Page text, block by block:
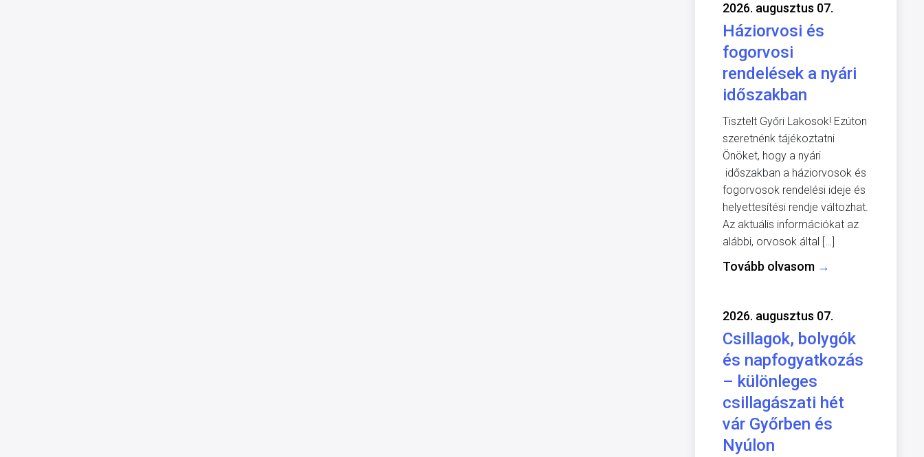
2026. augusztus 07.
Háziorvosi és
fogorvosi
rendelések a nyári
időszakban
Tisztelt Győri Lakosok! Ezúton
szeretnénk tájékoztatni
Önöket, hogy a nyári
időszakban a háziorvosok és
fogorvosok rendelési ideje és
helyettesítési rendje változhat.
Az aktuális információkat az
alábbi, orvosok által […]
Tovább olvasom →
2026. augusztus 07.
Csillagok, bolygók
és napfogyatkozás
– különleges
csillagászati hét
vár Győrben és
Nyúlon